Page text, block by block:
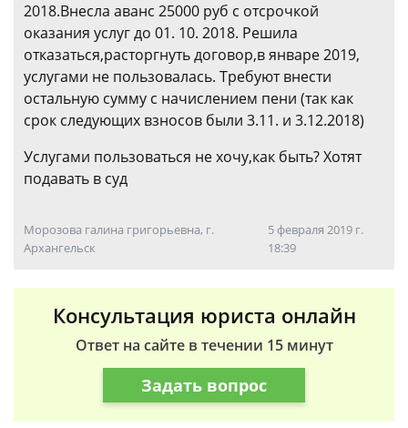
2018.Внесла аванс 25000 руб с отсрочкой
оказания услуг до 01. 10. 2018. Решила
отказаться,расторгнуть договор,в январе 2019,
услугами не пользовалась. Требуют внести
остальную сумму с начислением пени (так как
срок следующих взносов были 3.11. и 3.12.2018)
Услугами пользоваться не хочу,как быть? Хотят
подавать в суд
Морозова галина григорьевна, г.
Архангельск
5 февраля 2019 г.
18:39
Консультация юриста онлайн
Ответ на сайте в течении 15 минут
Задать вопрос